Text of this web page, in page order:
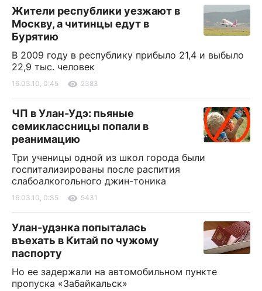
Жители республики уезжают в
Москву, а читинцы едут в
Бурятию
В 2009 году в республику прибыло 21,4 и выбыло
22,9 тыс. человек
16.03.10, 0:45 2383
ЧП в Улан-Удэ: пьяные
семиклассницы попали в
реанимацию
Три ученицы одной из школ города были
госпитализированы после распития
слабоалкогольного джин-тоника
16.03.10, 0:35 5431
Улан-удэнка попыталась
въехать в Китай по чужому
паспорту
Но ее задержали на автомобильном пункте
пропуска «Забайкальск»